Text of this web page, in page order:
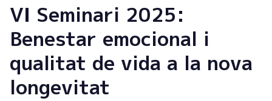
VI Seminari 2025:
Benestar emocional i
qualitat de vida a la nova
longevitat